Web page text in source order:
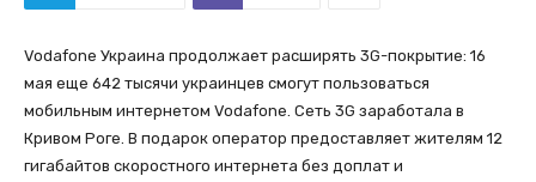
Vodafonе Украина продолжает расширять 3G-покрытие: 16
мая еще 642 тысячи украинцев смогут пользоваться
мобильным интернетом Vodafonе. Сеть 3G заработала в
Кривом Роге. В подарок оператор предоставляет жителям 12
гигабайтов скоростного интернета без доплат и